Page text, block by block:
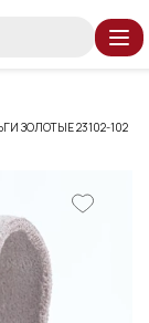
ЗОЛОТЫЕ 23102-102